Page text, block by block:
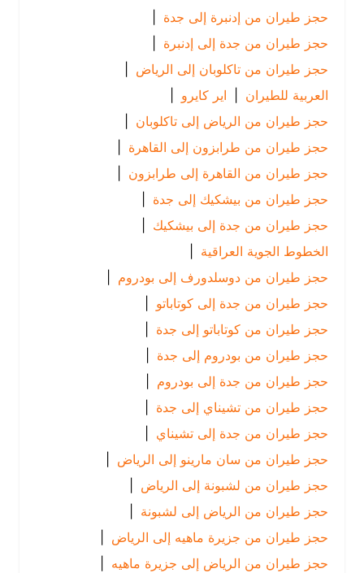
حجز طيران من إدنبرة إلى جدة
حجز طيران من جدة إلى إدنبرة |
حجز طيران من تاكلوبان إلى الرياض
|
العربية للطيران | اير كايرو
|
حجز طيران من الرياض إلى تاكلوبان |
حجز طيران من طرابزون إلى القاهرة |
حجز طيران من القاهرة إلى طرابزون |
حجز طيران من بيشكيك إلى جدة
حجز طيران من جدة إلى بيشكيك |
الخطوط الجوية العراقية
حجز طيران من دوسلدورف إلى بودروم |
حجز طيران من جدة إلى كوتاباتو |
حجز طيران من كوتاباتو إلى جدة
حجز طيران من بودروم إلى جدة
حجز طيران من جدة إلى بودروم |
حجز طيران من تشيناي إلى جدة
حجز طيران من جدة إلى تشيناي |
حجز طيران من سان مارينو إلى الرياض
|
حجز طيران من لشبونة إلى الرياض
|
حجز طيران من الرياض إلى لشبونة |
حجز طيران من جزيرة ماهيه إلى الرياض
|
حجز طيران من الرياض إلى جزيرة ماهيه |